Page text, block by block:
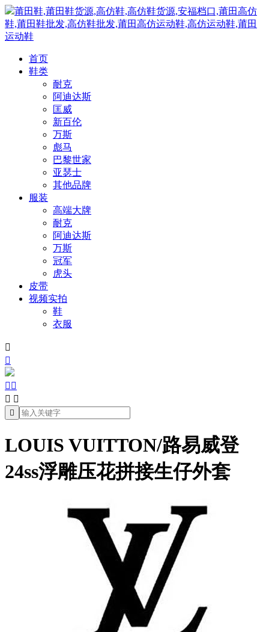
莆田鞋,莆田鞋货源,高仿鞋,高仿鞋货源,安福档口,莆田高仿
鞋,莆田鞋批发,高仿鞋批发,莆田高仿运动鞋,高仿运动鞋,莆田
运动鞋
首页
鞋类
耐克
阿迪达斯
匡威
新百伦
万斯
彪马
巴黎世家
亚瑟士
其他品牌
服装
高端大牌
耐克
阿迪达斯
万斯
冠军
虎头
皮带
视频实拍
鞋
衣服


 
 

LOUIS VUITTON/路易威登
24ss浮雕压花拼接生仔外套